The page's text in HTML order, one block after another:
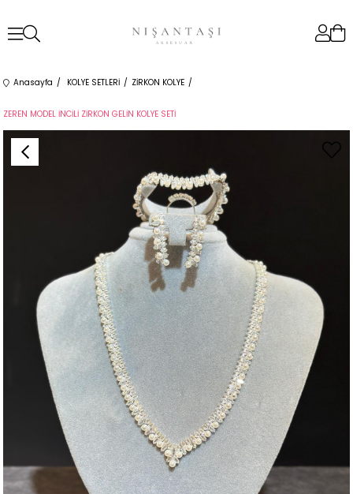
Anasayfa KOLYE SETLERİ ZİRKON KOLYE
ZEREN MODEL İNCİLİ ZİRKON GELİN KOLYE SETİ